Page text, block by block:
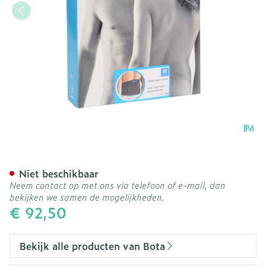
€ 92,50
Niet beschikbaar
Neem contact op met ons via telefoon of e-mail, dan
bekijken we samen de mogelijkheden.
Bekijk alle producten van Bota